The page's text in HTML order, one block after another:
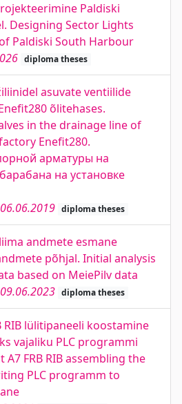
Paldiski
Designing Sector Lights
Paldiski South Harbour
diploma theses
asuvate ventiilide
õlitehases.
in the drainage line of
Enefit280.
арматуры на
на установке
06.06.2019 diploma theses
andmete esmane
põhjal. Initial analysis
based on MeiePilv data
09.06.2023 diploma theses
RIB lülitipaneeli koostamine
vajaliku PLC programmi
FRB RIB assembling the
PLC programm to